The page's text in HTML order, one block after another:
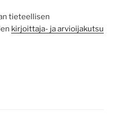
tieteellisen
kirjoittaja- ja arvioijakutsu